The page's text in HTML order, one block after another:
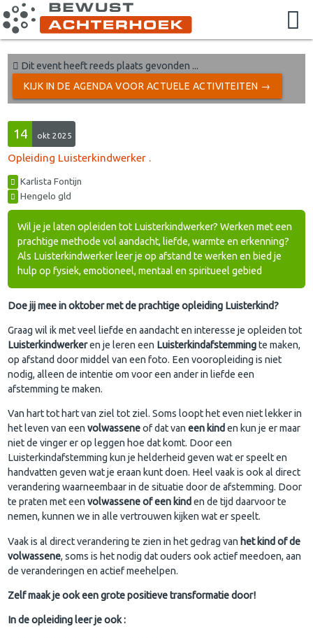
Dit event heeft reeds plaats gevonden ...
KIJK IN DE AGENDA VOOR ACTUELE ACTIVITEITEN →
14 okt 2025
Opleiding Luisterkindwerker .
Karlista Fontijn
Hengelo gld
Wil je je laten opleiden tot Luisterkindwerker? Werken met een
prachtige methode vol aandacht, liefde, warmte en erkenning?
Als Luisterkindwerker leer je op afstand te werken en bied je
hulp op fysiek, emotioneel, mentaal en spiritueel gebied
Doe jij mee in oktober met de prachtige opleiding Luisterkind?
Graag wil ik met veel liefde en aandacht en interesse je opleiden tot
Luisterkindwerkeren je leren een Luisterkindafstemmingte maken,
op afstand door middel van een foto. Een vooropleiding is niet
nodig, alleen de intentie om voor een ander in liefde een
afstemming te maken.
Van hart tot hart van ziel tot ziel. Soms loopt het even niet lekker in
het leven van eenvolwasseneof dat vaneen kinden kun je er maar
niet de vinger er op leggen hoe dat komt. Door een
Luisterkindafstemming kun je helderheid geven wat er speelt en
handvatten geven wat je eraan kunt doen. Heel vaak is ook al direct
verandering waarneembaar in de situatie door de afstemming. Door
te praten met eenvolwassene of een kinden de tijd daarvoor te
nemen, kunnen we in alle vertrouwen kijken wat er speelt.
Vaak is al direct verandering te zien in het gedrag van het kind of de
volwassene, soms is het nodig dat ouders ook actief meedoen, aan
de veranderingen en actief meehelpen.
Zelf maak je ook een grote positieve transformatie door!
In de opleiding leer je ook :